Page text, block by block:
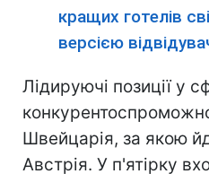
кращих готелів
версією
Лідируючі позиції у
Швейцарія, за якою
Австрія. У п'ятірку